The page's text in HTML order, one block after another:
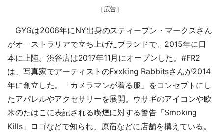
［広告］
GYGは2006年にNY出身のスティーブン・マークスさん
がオーストラリアで立ち上げたブランドで、2015年に日
本に上陸。渋谷店は2017年11月にオープンした。#FR2
は、写真家でアーティストのFxxking Rabbitsさんが2014
年に創立した。「カメラマンが着る服」をコンセプトにし
たアパレルやアクセサリーを展開。ウサギのアイコンや欧
米のたばこに表記される喫煙に対する警告「Smoking
Kills」ロゴなどで知られ、原宿などに店舗を構えている。